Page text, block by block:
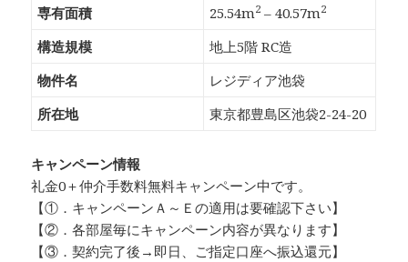
専有面積
25.54m2 – 40.57m2
構造規模
地上5階 RC造
物件名
レジディア池袋
所在地
東京都豊島区池袋2-24-20
キャンペーン情報
礼金0＋仲介手数料無料キャンペーン中です。
【①．キャンペーンＡ～Ｅの適用は要確認下さい】
【②．各部屋毎にキャンペーン内容が異なります】
【③．契約完了後→即日、ご指定口座へ振込還元】